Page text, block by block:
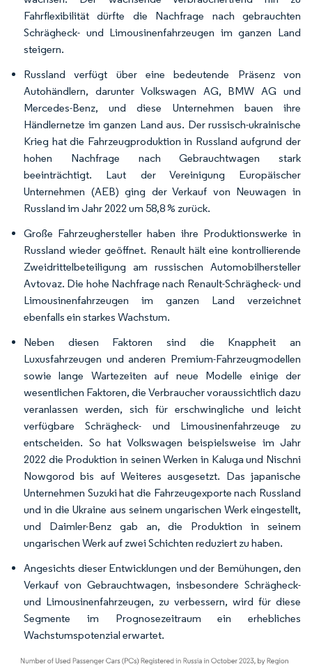
Fahrflexibilität dürfte die Nachfrage nach gebrauchten
Schrägheck- und Limousinenfahrzeugen im ganzen Land
steigern.
Russland verfügt über eine bedeutende Präsenz von
Autohändlern, darunter Volkswagen AG, BMW AG und
Mercedes-Benz, und diese Unternehmen bauen ihre
Händlernetze im ganzen Land aus. Der russisch-ukrainische
Krieg hat die Fahrzeugproduktion in Russland aufgrund der
hohen Nachfrage nach Gebrauchtwagen stark
beeinträchtigt. Laut der Vereinigung Europäischer
Unternehmen (AEB) ging der Verkauf von Neuwagen in
Russland im Jahr 2022 um 58,8 % zurück.
Große Fahrzeughersteller haben ihre Produktionswerke in
Russland wieder geöffnet. Renault hält eine kontrollierende
Zweidrittelbeteiligung am russischen Automobilhersteller
Avtovaz. Die hohe Nachfrage nach Renault-Schrägheck- und
Limousinenfahrzeugen im ganzen Land verzeichnet
ebenfalls ein starkes Wachstum.
Neben diesen Faktoren sind die Knappheit an
Luxusfahrzeugen und anderen Premium-Fahrzeugmodellen
sowie lange Wartezeiten auf neue Modelle einige der
wesentlichen Faktoren, die Verbraucher voraussichtlich dazu
veranlassen werden, sich für erschwingliche und leicht
verfügbare Schrägheck- und Limousinenfahrzeuge zu
entscheiden. So hat Volkswagen beispielsweise im Jahr
2022 die Produktion in seinen Werken in Kaluga und Nischni
Nowgorod bis auf Weiteres ausgesetzt. Das japanische
Unternehmen Suzuki hat die Fahrzeugexporte nach Russland
und in die Ukraine aus seinem ungarischen Werk eingestellt,
und Daimler-Benz gab an, die Produktion in seinem
ungarischen Werk auf zwei Schichten reduziert zu haben.
Angesichts dieser Entwicklungen und der Bemühungen, den
Verkauf von Gebrauchtwagen, insbesondere Schrägheck-
und Limousinenfahrzeugen, zu verbessern, wird für diese
Segmente im Prognosezeitraum ein erhebliches
Wachstumspotenzial erwartet.